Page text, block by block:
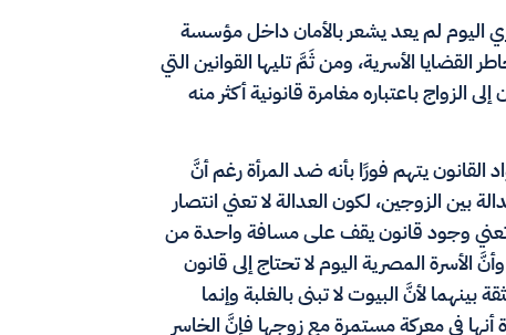
اليوم لم يعد يشعر بالأمان داخل مؤسسة
القضايا الأسرية، ومن ثَمَّ تليها القوانين التي
باعتباره مغامرة قانونية أكثر منه
يتهم فورًا بأنه ضد المرأة رغم أنَّ
بين الزوجين، لكون العدالة لا تعني انتصار
تعني وجود قانون يقف على مسافة واحدة من
المصرية اليوم لا تحتاج إلى قانون
لأنَّ البيوت لا تبنى بالغلبة وإنما
أنها في معركة مستمرة مع زوجها فإنَّ الخاسر